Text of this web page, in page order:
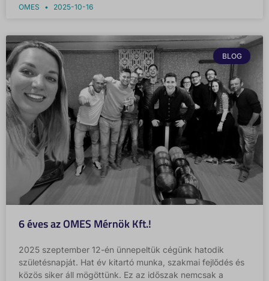
OMES 2025-10-16
BLOG
6 éves az OMES Mérnök Kft.!
2025 szeptember 12-én ünnepeltük cégünk hatodik
születésnapját. Hat év kitartó munka, szakmai fejlődés és
közös siker áll mögöttünk. Ez az időszak nemcsak a